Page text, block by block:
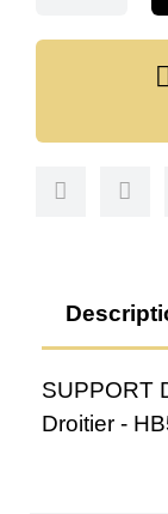
SUPPORT
Droitier -